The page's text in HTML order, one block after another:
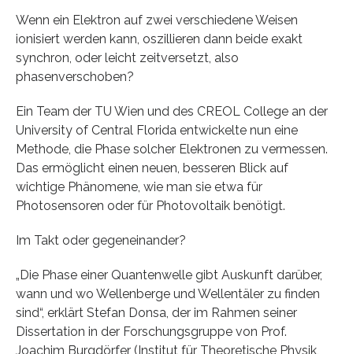
Wenn ein Elektron auf zwei verschiedene Weisen
ionisiert werden kann, oszillieren dann beide exakt
synchron, oder leicht zeitversetzt, also
phasenverschoben?
Ein Team der TU Wien und des CREOL College an der
University of Central Florida entwickelte nun eine
Methode, die Phase solcher Elektronen zu vermessen.
Das ermöglicht einen neuen, besseren Blick auf
wichtige Phänomene, wie man sie etwa für
Photosensoren oder für Photovoltaik benötigt.
Im Takt oder gegeneinander?
„Die Phase einer Quantenwelle gibt Auskunft darüber,
wann und wo Wellenberge und Wellentäler zu finden
sind“, erklärt Stefan Donsa, der im Rahmen seiner
Dissertation in der Forschungsgruppe von Prof.
Joachim Burgdörfer (Institut für Theoretische Physik,